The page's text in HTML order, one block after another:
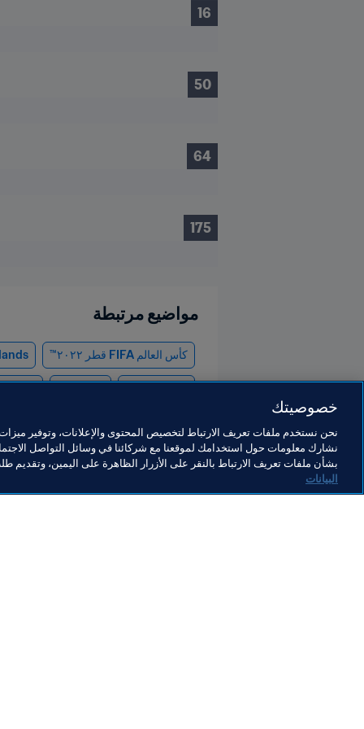
16
50
64
175
مواضيع مرتبطة
كأس العالم FIFA قطر ٢٠٢٢™
خصوصيتك
نحن نستخدم ملفات تعريف الارتباط لتخصيص المحتوى والإعلانات، وتوفير
نشارك معلومات حول استخدامك لموقعنا مع شركائنا في وسائل التواصل
بشأن ملفات تعريف الارتباط بالنقر على الأزرار الظاهرة على اليمين،
البيانات